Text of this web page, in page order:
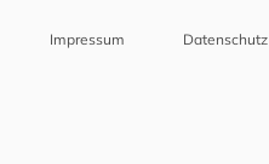
Impressum Datenschutz